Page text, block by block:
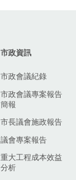
市政資訊
市政會議紀錄
市政會議專案報告
簡報
市長議會施政報告
議會專案報告
重大工程成本效益
分析